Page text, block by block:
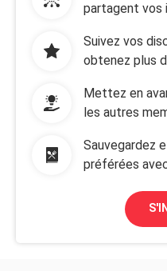
partagent vos
Suivez vos
obtenez plus
Mettez en
les autres
Sauvegardez
préférées